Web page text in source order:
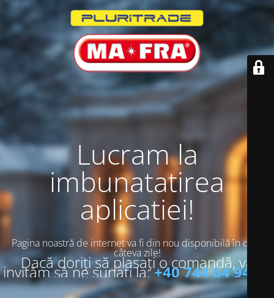
Lucram la
imbunatatirea
aplicatiei!
Pagina noastră de internet va fi din nou disponibilă în doar
câteva zile!
Dacă doriți să plasați o comandă, vă
invităm să ne sunați la:+40 744 64 94 13